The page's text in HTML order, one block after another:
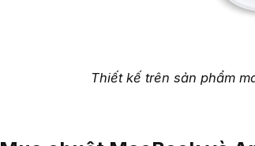
Thiết kế trên sản phẩm